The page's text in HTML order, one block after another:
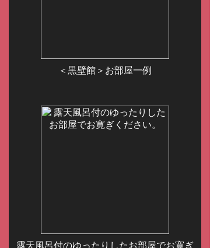
＜黒壁館＞お部屋一例
露天風呂付のゆったりしたお部屋でお寛ぎ